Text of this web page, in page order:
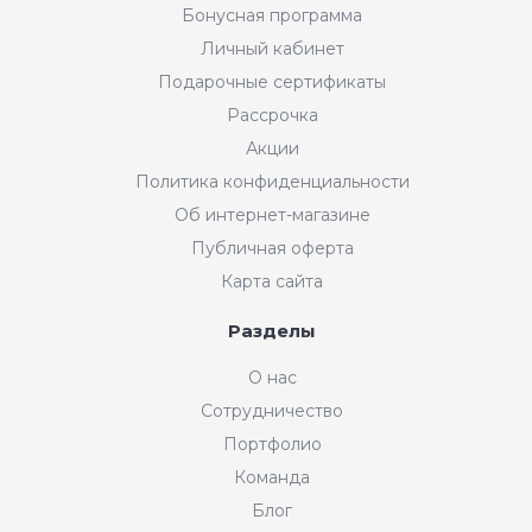
Бонусная программа
Личный кабинет
Подарочные сертификаты
Рассрочка
Акции
Политика конфиденциальности
Об интернет-магазине
Публичная оферта
Карта сайта
Разделы
О нас
Сотрудничество
Портфолио
Команда
Блог